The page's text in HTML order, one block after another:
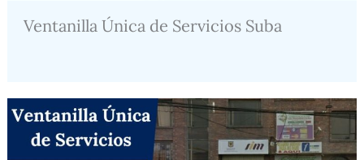
Ventanilla Única de Servicios Suba